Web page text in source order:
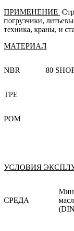
ПРИМЕНЕНИЕ
погрузчики,
техника, краны, и
МАТЕРИАЛ
NBR 80
TPE
POM
УСЛОВИЯ
СРЕДА